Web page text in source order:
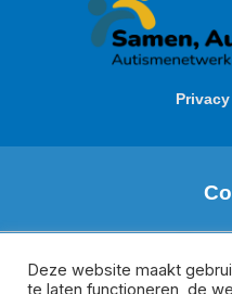
Regio:
Deze website maakt
te laten functioneren, de